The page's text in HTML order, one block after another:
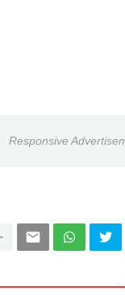
Responsive